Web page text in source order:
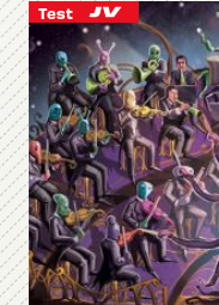
Test